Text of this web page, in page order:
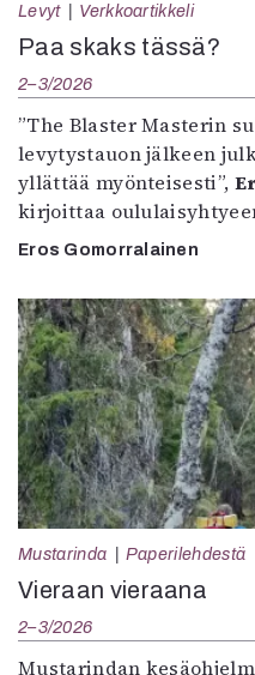
Levyt Verkkoartikkeli
Paa skaks tässä?
2–3/2026
”The Blaster Masterin
levytystauon jälkeen
yllättää myönteisesti”,
kirjoittaa
Eros Gomorralainen
Mustarinda Paperilehdestä
Vieraan vieraana
2–3/2026
Mustarindan